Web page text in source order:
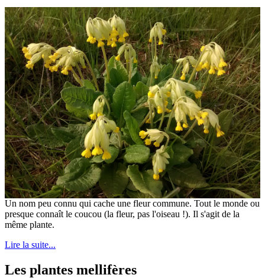
Un nom peu connu qui cache une fleur commune. Tout le monde ou
presque connaît le coucou (la fleur, pas l'oiseau !). Il s'agit de la
même plante.
Lire la suite...
Les plantes mellifères